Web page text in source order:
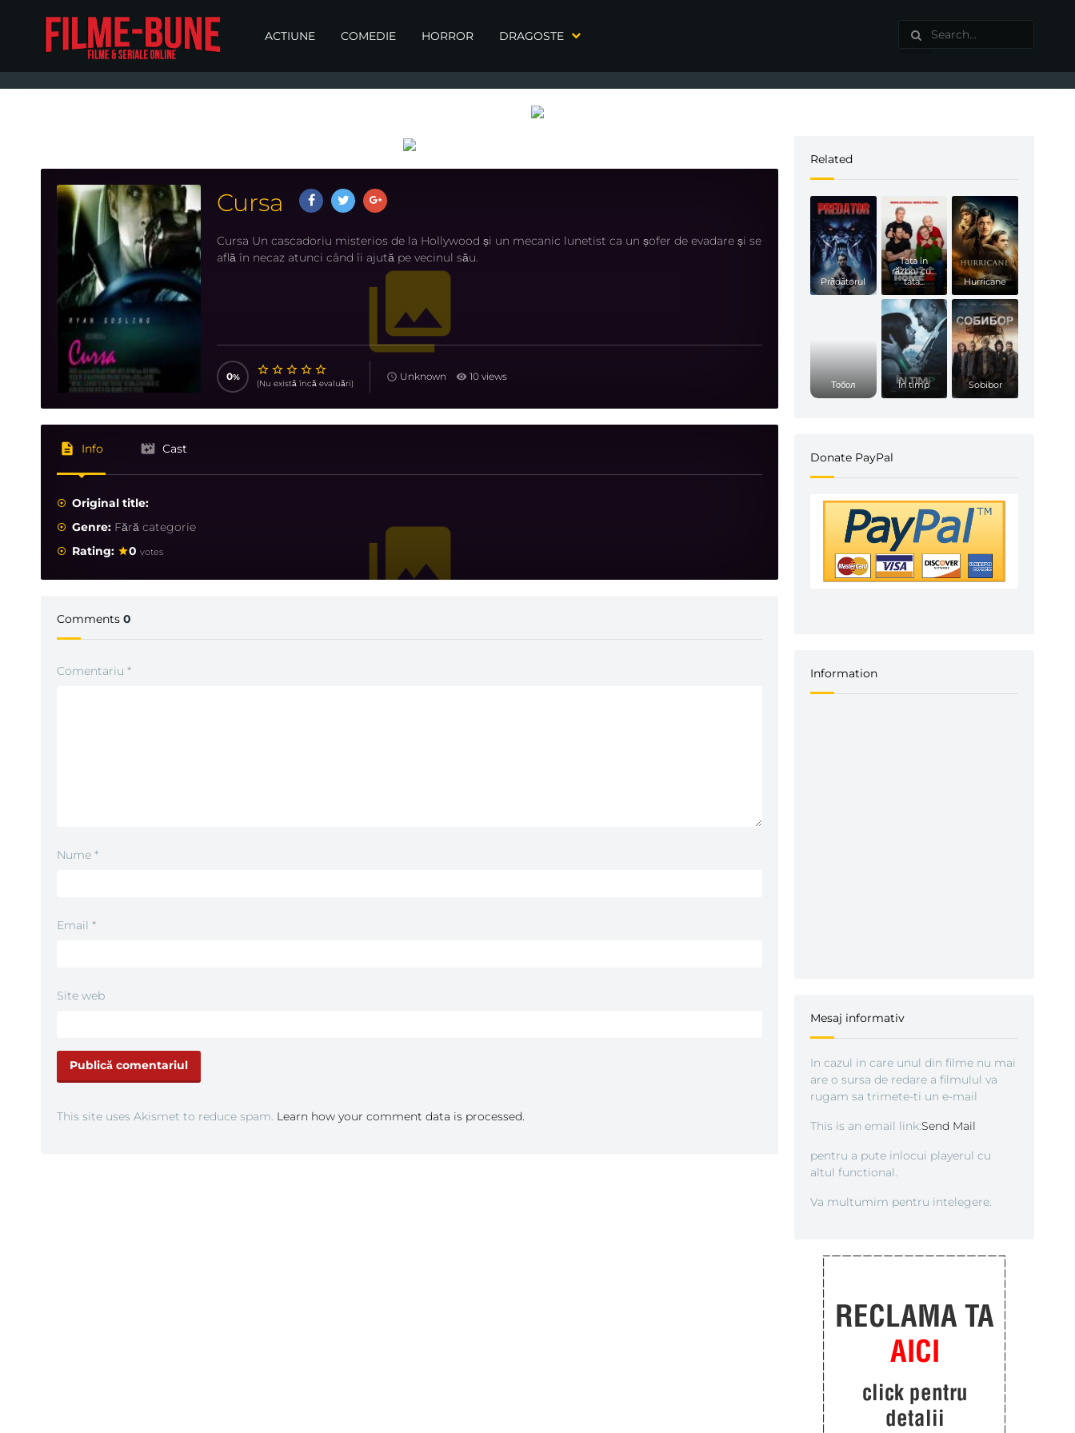
ACTIUNE COMEDIE HORROR DRAGOSTE
Cursa
Cursa Un cascadoriu misterios de la Hollywood și un mecanic lunetist ca un șofer de evadare și se
află în necaz atunci când îi ajută pe vecinul său.
0
(Nu există încă evaluări)
Unknown 10 views
Info Cast
Original title:
Genre: Fără categorie
Rating:
0 votes
Comments 0
Comentariu *
Nume *
Email *
Site web
This site uses Akismet to reduce spam. Learn how your comment data is processed.
Related
Prădătorul
Tata în
război cu…
tata...
Hurricane
Тобол În timp Sobibor
Donate PayPal
Information
Mesaj informativ
In cazul in care unul din filme nu mai
are o sursa de redare a filmulul va
rugam sa trimete-ti un e-mail
This is an email link:Send Mail
pentru a pute inlocui playerul cu
altul functional.
Va multumim pentru intelegere.